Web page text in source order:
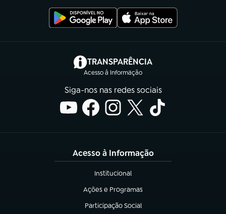
TRANSPARÊNCIA
Acesso à Informação
(abre em nova aba)
Siga-nos nas redes sociais
Acesso à Informação
Institucional
(abre em nova aba)
Ações e Programas
(abre em nova aba)
Participação Social
(abre em nova aba)